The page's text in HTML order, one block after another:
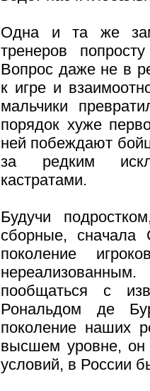
Одна и та же
тренеров
Вопрос даже не в
к игре и
мальчики
порядок хуже
ней побеждают
за редким
кастратами.
Будучи
сборные,
поколение
пообщаться с
Рональдом де
поколение наших
высшем уровне, он
условий, в России